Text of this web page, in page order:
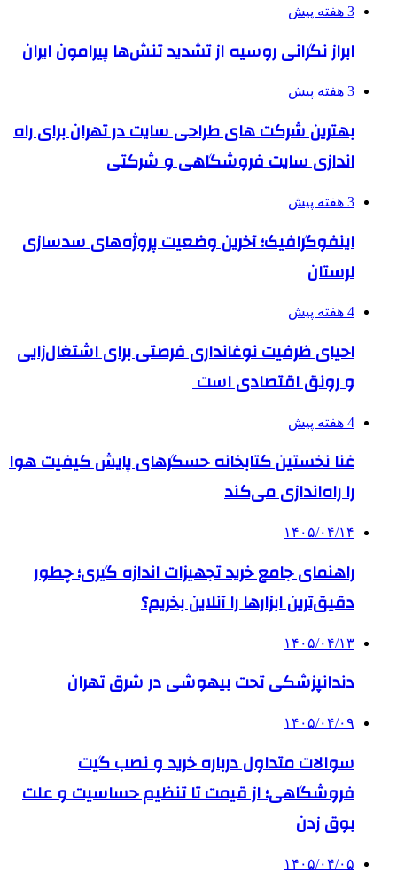
3 هفته پیش
ابراز نگرانی روسیه از تشدید تنش‌ها پیرامون ایران
3 هفته پیش
بهترین شرکت های طراحی سایت در تهران برای راه
اندازی سایت فروشگاهی و شرکتی
3 هفته پیش
اینفوگرافیک؛ آخرین وضعیت پروژه‌های سدسازی
لرستان
4 هفته پیش
احیای ظرفیت نوغانداری فرصتی برای اشتغال‌زایی
و رونق اقتصادی است
4 هفته پیش
غنا نخستین کتابخانه حسگرهای پایش کیفیت هوا
را راه‌اندازی می‌کند
۱۴۰۵/۰۴/۱۴
راهنمای جامع خرید تجهیزات اندازه گیری؛ چطور
دقیق‌ترین ابزارها را آنلاین بخریم؟
۱۴۰۵/۰۴/۱۳
دندانپزشکی تحت بیهوشی در شرق تهران
۱۴۰۵/۰۴/۰۹
سوالات متداول درباره خرید و نصب گیت
فروشگاهی؛ از قیمت تا تنظیم حساسیت و علت
بوق زدن
۱۴۰۵/۰۴/۰۵